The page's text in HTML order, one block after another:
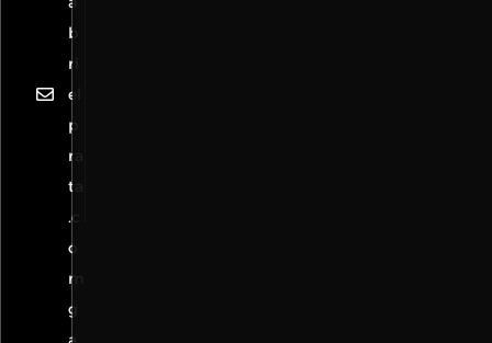
b
ri
el
p
ra
ta
.c
o
m
g